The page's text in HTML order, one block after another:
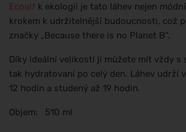
Ecoalf k ekologii je tato láhev nejen
krokem k udržitelnější budoucnosti, což
značky „Because there is no Planet B“.
Díky ideální velikosti ji můžete mít vždy s
tak hydratovaní po celý den. Láhev udrží
12 hodin a studený až 19 hodin.
Objem: 510 ml